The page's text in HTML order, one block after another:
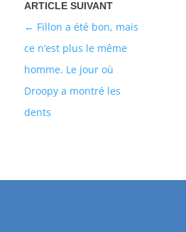
Fillon a été bon, mais
ce n’est plus le même
homme. Le jour où
Droopy a montré les
dents